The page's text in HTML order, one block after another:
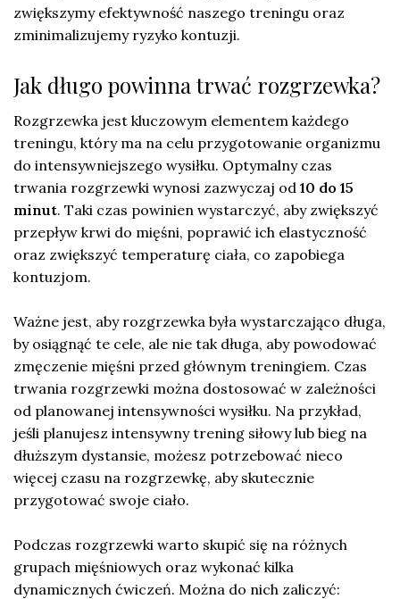
zwiększymy efektywność naszego treningu oraz
zminimalizujemy ryzyko kontuzji.
Jak długo powinna trwać rozgrzewka?
Rozgrzewka jest kluczowym elementem każdego
treningu, który ma na celu przygotowanie organizmu
do intensywniejszego wysiłku. Optymalny czas
trwania rozgrzewki wynosi zazwyczaj od10 do 15
minut. Taki czas powinien wystarczyć, aby zwiększyć
przepływ krwi do mięśni, poprawić ich elastyczność
oraz zwiększyć temperaturę ciała, co zapobiega
kontuzjom.
Ważne jest, aby rozgrzewka była wystarczająco długa,
by osiągnąć te cele, ale nie tak długa, aby powodować
zmęczenie mięśni przed głównym treningiem. Czas
trwania rozgrzewki można dostosować w zależności
od planowanej intensywności wysiłku. Na przykład,
jeśli planujesz intensywny trening siłowy lub bieg na
dłuższym dystansie, możesz potrzebować nieco
więcej czasu na rozgrzewkę, aby skutecznie
przygotować swoje ciało.
Podczas rozgrzewki warto skupić się na różnych
grupach mięśniowych oraz wykonać kilka
dynamicznych ćwiczeń. Można do nich zaliczyć: